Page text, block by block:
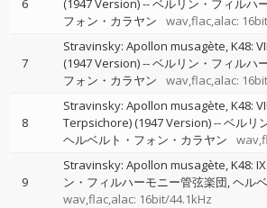
6
(1947 Version)--ベルリン・フィルハ
フォン・カラヤン
wav,flac,alac:
7
Stravinsky: Apollon musagète, K48:
(1947 Version)--ベルリン・フィルハ
フォン・カラヤン
wav,flac,alac:
8
Stravinsky: Apollon musagète, K48:
Terpsichore) (1947 Version)--ベルリ
ヘルベルト・フォン・カラヤン
9
Stravinsky: Apollon musagète, K48:
ン・フィルハーモニー管弦楽団 ヘル
wav,flac,alac: 16bit/44.1kHz